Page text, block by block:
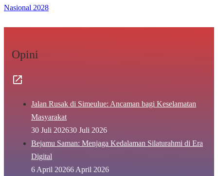
Nasional 2028
Opini
Jalan Rusak di Simeulue: Ancaman bagi Keselamatan
Masyarakat
30 Juli 202630 Juli 2026
Bejamu Saman: Menjaga Kedalaman Silaturahmi di Era
Digital
6 April 20266 April 2026